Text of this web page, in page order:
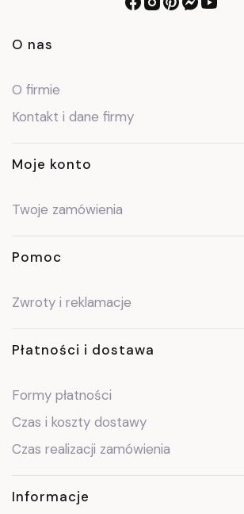
Linki w stopce
O nas
O firmie
Kontakt i dane firmy
Moje konto
Twoje zamówienia
Pomoc
Zwroty i reklamacje
Płatności i dostawa
Formy płatności
Czas i koszty dostawy
Czas realizacji zamówienia
Informacje